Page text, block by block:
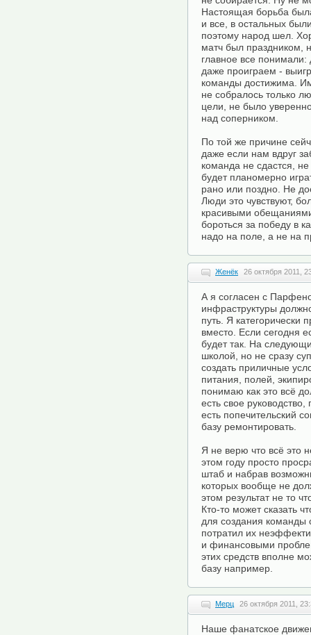
Настоящая борьба
и все, в остальных
поэтому народ шел.
матч был праздником,
главное все
даже проиграем -
команды достижима.
не собралось только
цели, не было
над соперником.
По той же причине
даже если нам вдруг
команда не сдастся,
будет планомерно
рано или поздно. Не
Люди это чувствуют,
красивыми
бороться за победу в
надо на поле, а не на
Женёк 26 октября 2011,
А я согласен с
инфраструктуры
путь. Я категорически
вместо. Если сегодня
будет так. На
школой, но не сразу
создать приличные
питания, полей,
понимаю как это всё
есть свое
есть попечительский
базу ремонтировать.
Я не верю что всё это
этом году просто
штаб и набрав
которых вообще не
этом результат не то
Кто-то может сказать
для создания команды
потратил их
и финансовыми
этих средств вполне
базу например.
Мерц 26 октября 2011,
Наше фанатское